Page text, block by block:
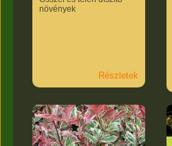
növények
Részletek